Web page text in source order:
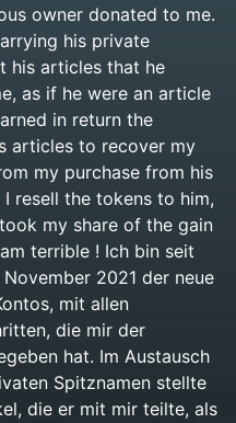
owner donated to me.
his private
his articles that he
as if he were an article
in return the
articles to recover my
my purchase from his
resell the tokens to him,
my share of the gain
terrible ! Ich bin seit
2021 der neue
mit allen
die mir der
hat. Im Austausch
Spitznamen stellte
die er mit mir teilte, als